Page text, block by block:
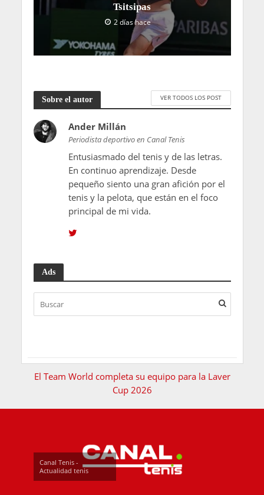
Tsitsipas
2 días hace
Sobre el autor VER TODOS LOS POST
Ander Millán
Periodista deportivo en Canal Tenis
Entusiasmado del tenis y de las letras.
En continuo aprendizaje. Desde
pequeño siento una gran afición por el
tenis y la pelota, que están en el foco
principal de mi vida.
Ads
El Team World completa su equipo para la Laver
Cup 2026
Canal Tenis -
Actualidad tenis